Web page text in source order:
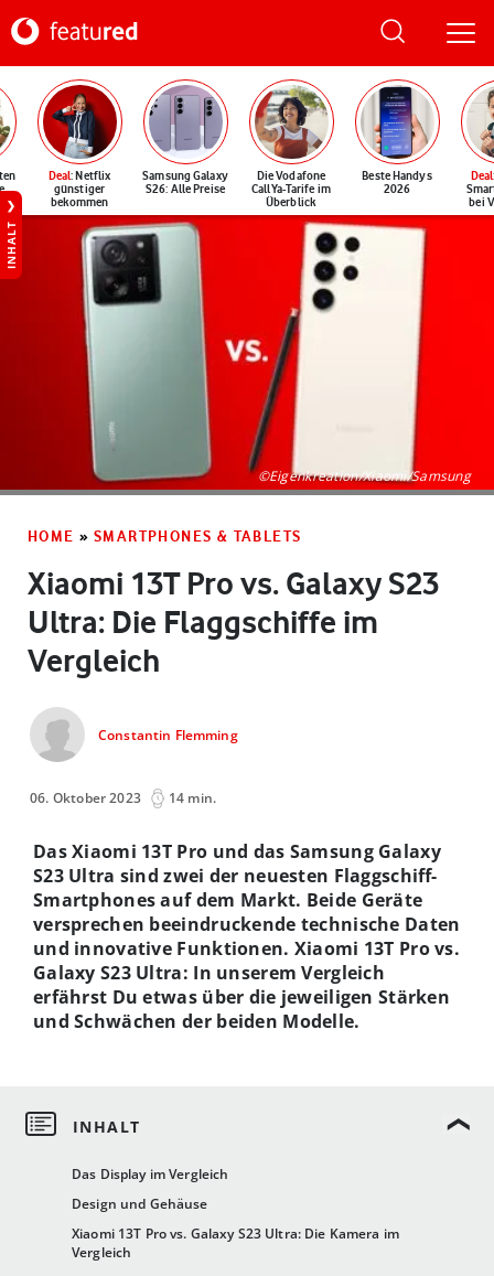
Deal: Netflix
günstiger
bekommen
Samsung Galaxy
S26: Alle Preise
Die Vodafone
CallYa-Tarife im
Überblick
Beste Handys
2026
Deal
bei
INHALT
©Eigenkreation/Xiaomi/Samsung
HOME » SMARTPHONES & TABLETS
Xiaomi 13T Pro vs. Galaxy S23
Ultra: Die Flaggschiffe im
Vergleich
Constantin Flemming
06. Oktober 2023 14 min.
Das Display im Vergleich
Design und Gehäuse
Xiaomi 13T Pro vs. Galaxy S23 Ultra: Die Kamera im
Vergleich
Das Xiaomi 13T Pro und das Samsung Galaxy
S23 Ultra sind zwei der neuesten Flaggschiff-
Smartphones auf dem Markt. Beide Geräte
versprechen beeindruckende technische Daten
und innovative Funktionen. Xiaomi 13T Pro vs.
Galaxy S23 Ultra: In unserem Vergleich
erfährst Du etwas über die jeweiligen Stärken
und Schwächen der beiden Modelle.